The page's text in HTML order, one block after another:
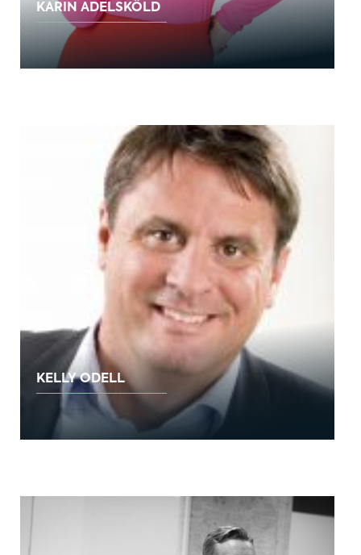
KARIN ADELSKÖLD
KELLY ODELL